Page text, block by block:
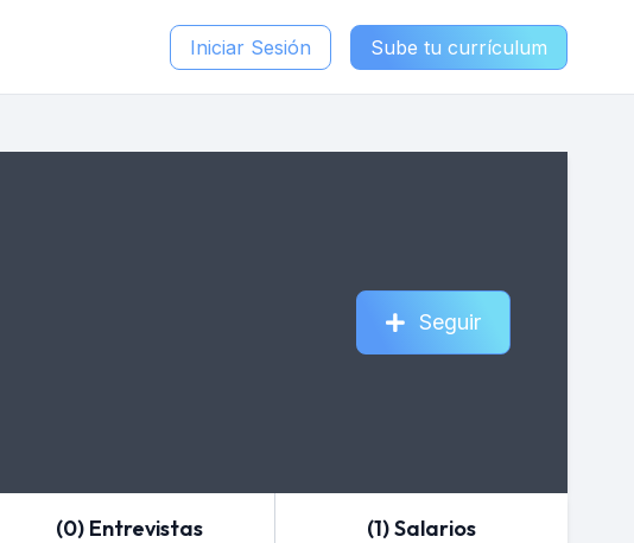
Iniciar Sesión Sube tu currículum
Seguir
(0) Entrevistas (1) Salarios